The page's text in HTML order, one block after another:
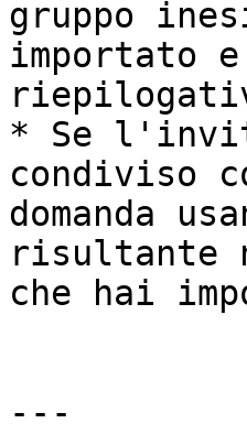
gruppo
importato
* Se
condiviso
domanda
risultante
che hai
---